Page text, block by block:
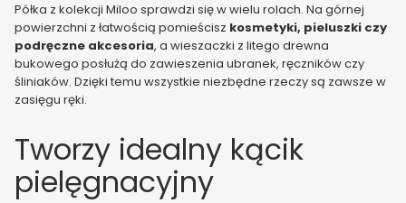
Półka z kolekcji Miloo sprawdzi się w wielu rolach. Na górnej
powierzchni z łatwością pomieścisz kosmetyki, pieluszki czy
podręczne akcesoria, a wieszaczki z litego drewna
bukowego posłużą do zawieszenia ubranek, ręczników czy
śliniaków. Dzięki temu wszystkie niezbędne rzeczy są zawsze w
zasięgu ręki.
Tworzy idealny kącik
pielęgnacyjny